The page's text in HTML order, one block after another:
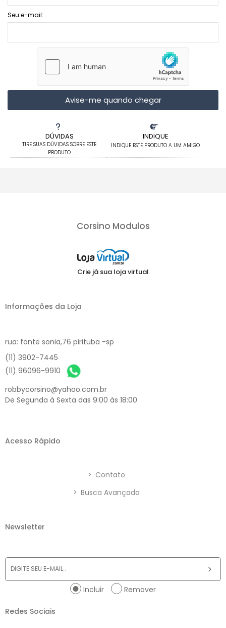
DÚVIDAS
TIRE SUAS DÚVIDAS SOBRE ESTE
PRODUTO
INDIQUE
INDIQUE ESTE PRODUTO A UM AMIGO
Seu e-mail:
Avise-me quando chegar
Corsino Modulos
Crie já sua loja virtual
Informações da Loja
rua: fonte sonia,76 pirituba -sp
(11) 3902-7445
(11) 96096-9910
robbycorsino@yahoo.com.br
De Segunda à Sexta das 9:00 às 18:00
Acesso Rápido
> Contato
> Busca Avançada
Newsletter
Incluir Remover
Redes Sociais